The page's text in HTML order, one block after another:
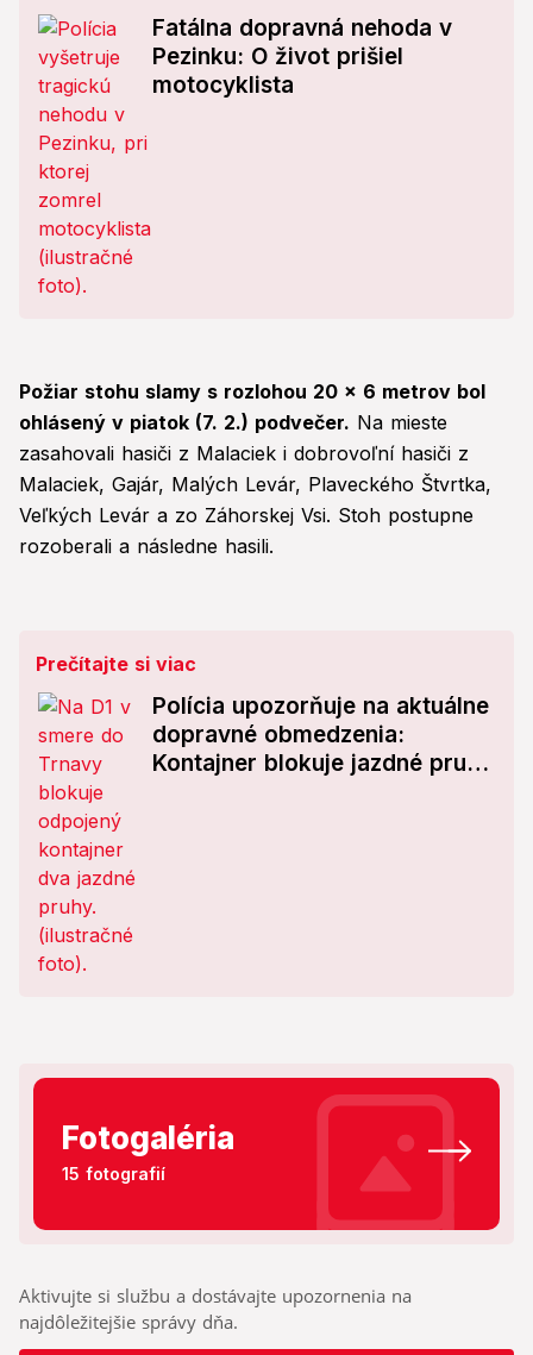
Fatálna dopravná nehoda v
Pezinku: O život prišiel
motocyklista
Požiar stohu slamy s rozlohou 20 x 6 metrov bol
ohlásený v piatok (7. 2.) podvečer. Na mieste
zasahovali hasiči z Malaciek i dobrovoľní hasiči z
Malaciek, Gajár, Malých Levár, Plaveckého Štvrtka,
Veľkých Levár a zo Záhorskej Vsi. Stoh postupne
rozoberali a následne hasili.
Prečítajte si viac
Polícia upozorňuje na aktuálne
dopravné obmedzenia:
Kontajner blokuje jazdné pruhy
Fotogaléria
15 fotografií
Aktivujte si službu a dostávajte upozornenia na
najdôležitejšie správy dňa.